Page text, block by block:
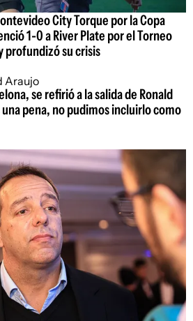
City Torque por la Copa
1-0 a River Plate por el Torneo
profundizó su crisis
se refirió a la salida de Ronald
pena, no pudimos incluirlo como